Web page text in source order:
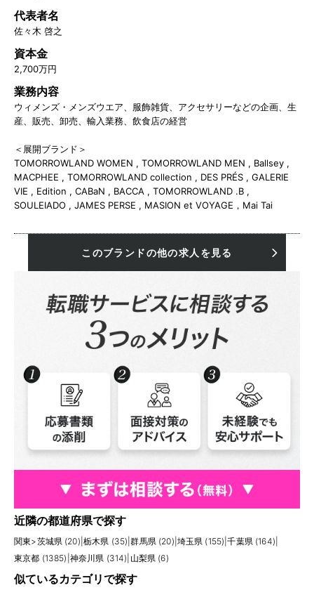
代表者名
佐々木 啓之
資本金
2,700万円
業務内容
ウィメンズ・メンズウエア、服飾雑貨、アクセサリーなどの企画、生
産、販売、卸売、輸入業務、飲食店の経営
＜展開ブランド＞
TOMORROWLAND WOMEN , TOMORROWLAND MEN , Ballsey ,
MACPHEE , TOMORROWLAND collection , DES PRÉS , GALERIE
VIE , Edition , CABaN , BACCA , TOMORROWLAND .B ,
SOULEIADO , JAMES PERSE , MASION et VOYAGE，Mai Tai
このブランドの他の求人を見る
近隣の都道府県で探す
関東>茨城県 (20) 栃木県 (35) |群馬県 (20) 埼玉県 (155) |千葉県 (164)
東京都 (1385) 神奈川県 (314) 山梨県 (6)
似ているカテゴリで探す